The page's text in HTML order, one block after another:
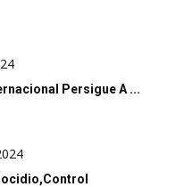
Persigue A ...